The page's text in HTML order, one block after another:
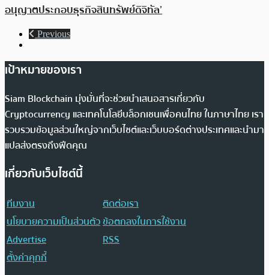
อนุญาตประกอบธุรกิจสินทรัพย์ดิจิทัล’
Previous
เป้าหมายของเรา
Siam Blockchain มุ่งมั่นที่จะช่วยนำเสนอสารเกี่ยวกับ
Cryptocurrency และเทคโนโลยีบล็อกเชนเพื่อคนไทย ในภาษาไทย เรา
รวบรวมข้อมูลส่วนใหญ่จากเว็บไซต์และเว็บบอร์ดต่างประเทศและนำมา
แปลส่งตรงถึงฟีดคุณ
เกี่ยวกับเว็บไซต์นี้
ทีมงาน
ติดต่อเรา
นโยบายความเป็นส่วนตัวข้อตกลงในการใช้งาน
Advertise
RSS
ตั้งค่าคุกกี้